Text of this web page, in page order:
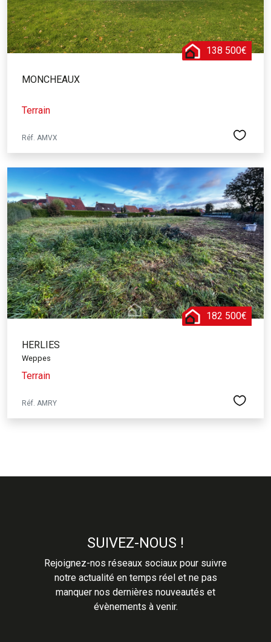
138 500€
MONCHEAUX
Terrain
Réf. AMVX
182 500€
HERLIES
Weppes
Terrain
Réf. AMRY
SUIVEZ-NOUS !
Rejoignez-nos réseaux sociaux pour suivre
notre actualité en temps réel et ne pas
manquer nos dernières nouveautés et
évènements à venir.